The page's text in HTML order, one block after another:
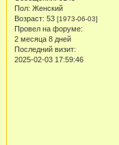
Пол: Женский
Возраст: 53 [1973-06-03]
Провел на форуме:
2 месяца 8 дней
Последний визит:
2025-02-03 17:59:46